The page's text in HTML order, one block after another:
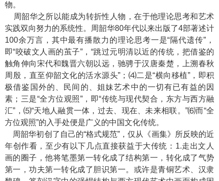
物。
周韶华之所以能成为转折性人物，在于他理论思考和艺术
实践双向努力的系统性。周韶华80年代以来出版了4部著述计
100余万言，其中最有播散力的理论思考一是“隔代遗传”，
即“咬破文人画的茧子”，“跳过元明清以近的传统，把借鉴的
触角伸向宋代和魏晋六朝以远，驰骋于汉唐秦楚，上溯春秋
周殷，直至仰韶文化的活水源头”；⑷二是“横向移植”，即积
极借鉴国外的、民间的、姐妹艺术中的一切有已有益的因
素；三是“全方位观照”，即“传统与现代契合，东方与西方融
汇”，⑸“天地人融贯一体，过去、现在、未来相联。”⑹而“全
方位观照”的入手处便是广义的中国文化传统。
周韶华初创了自己的“格式规范”，仅从《画集》所反映的近
年创作看，至少有以下几点直接获益于大传统：1.走出文人
画的圈子，他将笔墨第一转化成了结构第一，转化成了气势
第一，功夫第一转化成了胆识第一。或许是青铜艺术、汉隶